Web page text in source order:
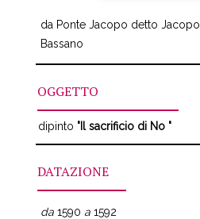
da Ponte Jacopo detto Jacopo
Bassano
OGGETTO
dipinto "Il sacrificio di No "
DATAZIONE
da1590 a1592